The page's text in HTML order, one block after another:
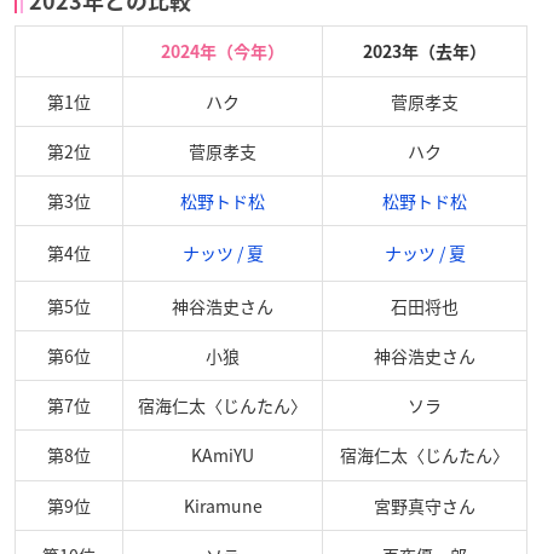
2024年（今年） 2023年（去年）
第1位 ハク 菅原孝支
第2位 菅原孝支 ハク
第3位 松野トド松 松野トド松
第4位 ナッツ / 夏 ナッツ / 夏
第5位 神谷浩史さん 石田将也
第6位 小狼 神谷浩史さん
第7位 宿海仁太〈じんたん〉 ソラ
第8位 KAmiYU 宿海仁太〈じんたん〉
第9位 Kiramune 宮野真守さん